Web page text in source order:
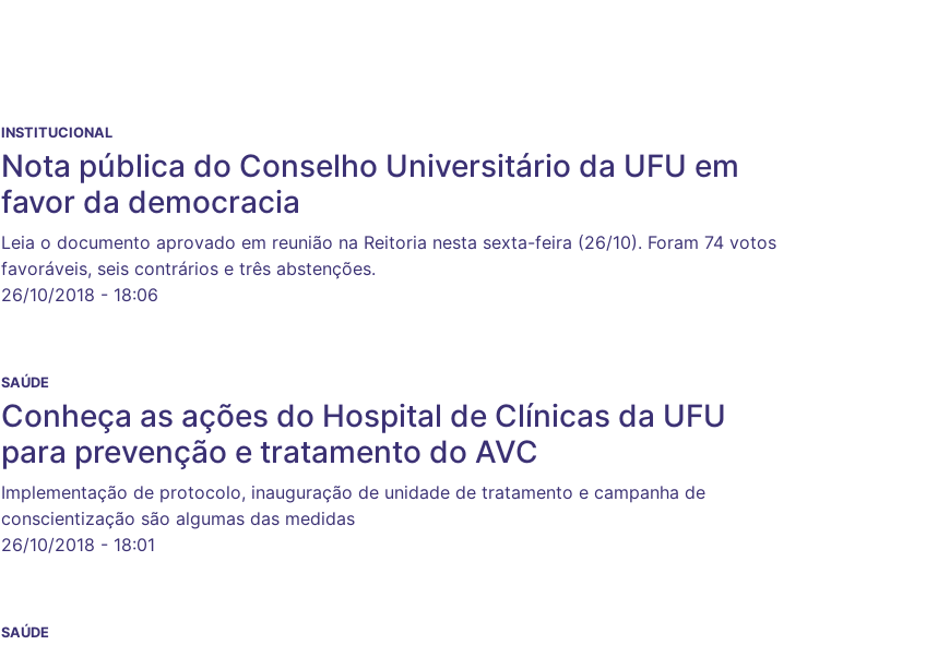
INSTITUCIONAL
Nota pública do Conselho Universitário da UFU em
favor da democracia
Leia o documento aprovado em reunião na Reitoria nesta sexta-feira (26/10). Foram 74 votos
favoráveis, seis contrários e três abstenções.
26/10/2018 - 18:06
SAÚDE
Conheça as ações do Hospital de Clínicas da UFU
para prevenção e tratamento do AVC
Implementação de protocolo, inauguração de unidade de tratamento e campanha de
conscientização são algumas das medidas
26/10/2018 - 18:01
SAÚDE